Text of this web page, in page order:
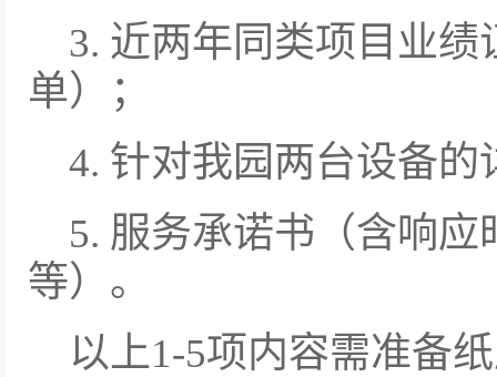
3. 近两年同类项目业
单）；
4. 针对我园两台设备
5. 服务承诺书（含响
等）。
以上1-5项内容需准备